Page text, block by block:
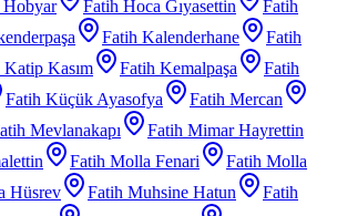
Hobyar Fatih Hoca Gıyasettin
Fatih
Fatih Kalenderhane
Fatih
Katip Kasım Fatih Kemalpaşa
Fatih
Fatih Küçük Ayasofya
Fatih Mercan
Mevlanakapı
Fatih Mimar Hayrettin
Fatih Molla Fenari
Fatih Molla
Hüsrev Fatih Muhsine Hatun
Fatih